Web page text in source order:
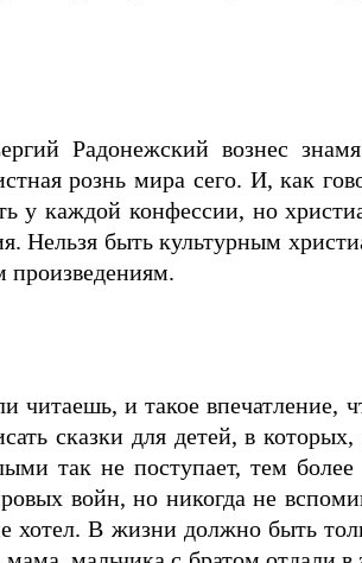
Радонежский вознес
рознь мира сего. И, как
у каждой конфессии, но
Нельзя быть культурным
произведениям.
и такое впечатление,
сказки для детей, в
так не поступает, тем
войн, но никогда не
хотел. В жизни должно быть